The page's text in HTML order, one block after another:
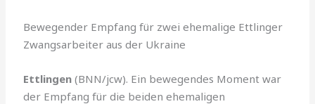
Bewegender Empfang für zwei ehemalige Ettlinger
Zwangsarbeiter aus der Ukraine
Ettlingen(BNN/jcw). Ein bewegendes Moment war
der Empfang für die beiden ehemaligen